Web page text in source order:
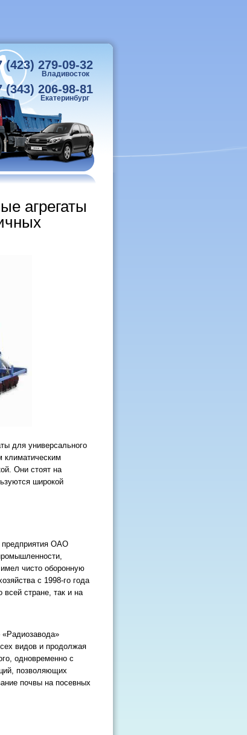
(423) 279-09-32
Владивосток
(343) 206-98-81
Екатеринбург
агрегаты
для универсального
климатическим
Они стоят на
широкой
предприятия ОАО
чисто оборонную
с 1998-го года
всей стране, так и на
видов и продолжая
одновременно с
позволяющих
почвы на посевных